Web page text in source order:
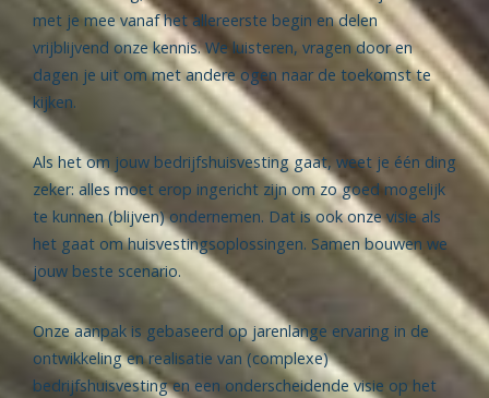
met je mee vanaf het allereerste begin en delen
vrijblijvend onze kennis. We luisteren, vragen door en
dagen je uit om met andere ogen naar de toekomst te
kijken.
Als het om jouw bedrijfshuisvesting gaat, weet je één ding
zeker: alles moet erop ingericht zijn om zo goed mogelijk
te kunnen (blijven) ondernemen. Dat is ook onze visie als
het gaat om huisvestingsoplossingen. Samen bouwen we
jouw beste scenario.
Onze aanpak is gebaseerd op jarenlange ervaring in de
ontwikkeling en realisatie van (complexe)
bedrijfshuisvesting en een onderscheidende visie op het